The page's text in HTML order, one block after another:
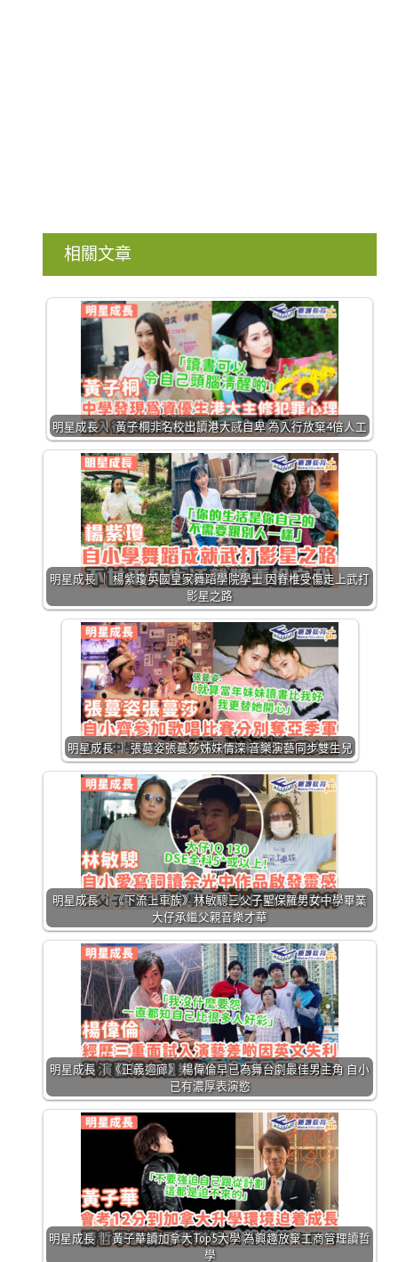
相關文章
明星成長 ｜ 黃子桐非名校出讀港大感自卑 為入行放棄4倍人工
明星成長 ｜ 楊紫瓊英國皇家舞蹈學院學士 因脊椎受傷走上武打
影星之路
明星成長 ｜ 張蔓姿張蔓莎姊妹情深 音樂演藝同步雙生兒
明星成長 ｜《下流上車族》林敏驄三父子聖保羅男女中學畢業
大仔承繼父親音樂才華
明星成長 ｜《正義迴廊》 楊偉倫早已為舞台劇最佳男主角 自小
已有濃厚表演慾
明星成長 ｜ 黃子華讀加拿大Top5大學 為興趣放棄工商管理讀哲
學